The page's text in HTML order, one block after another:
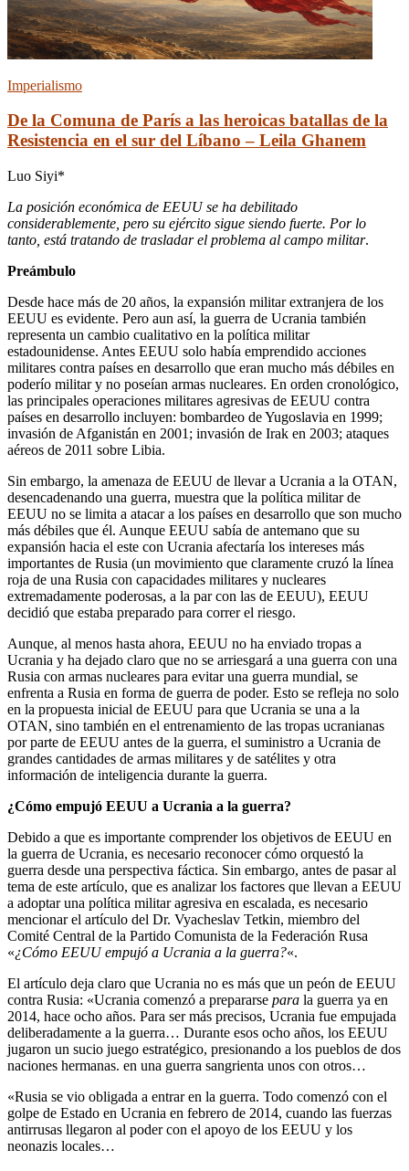
Imperialismo
De la Comuna de París a las heroicas batallas de la
Resistencia en el sur del Líbano – Leila Ghanem
Luo Siyi*
La posición económica de EEUU se ha debilitado
considerablemente, pero su ejército sigue siendo fuerte. Por lo
tanto, está tratando de trasladar el problema al campo militar.
Preámbulo
Desde hace más de 20 años, la expansión militar extranjera de los
EEUU es evidente. Pero aun así, la guerra de Ucrania también
representa un cambio cualitativo en la política militar
estadounidense. Antes EEUU solo había emprendido acciones
militares contra países en desarrollo que eran mucho más débiles en
poderío militar y no poseían armas nucleares. En orden cronológico,
las principales operaciones militares agresivas de EEUU contra
países en desarrollo incluyen: bombardeo de Yugoslavia en 1999;
invasión de Afganistán en 2001; invasión de Irak en 2003; ataques
aéreos de 2011 sobre Libia.
Sin embargo, la amenaza de EEUU de llevar a Ucrania a la OTAN,
desencadenando una guerra, muestra que la política militar de
EEUU no se limita a atacar a los países en desarrollo que son mucho
más débiles que él. Aunque EEUU sabía de antemano que su
expansión hacia el este con Ucrania afectaría los intereses más
importantes de Rusia (un movimiento que claramente cruzó la línea
roja de una Rusia con capacidades militares y nucleares
extremadamente poderosas, a la par con las de EEUU), EEUU
decidió que estaba preparado para correr el riesgo.
Aunque, al menos hasta ahora, EEUU no ha enviado tropas a
Ucrania y ha dejado claro que no se arriesgará a una guerra con una
Rusia con armas nucleares para evitar una guerra mundial, se
enfrenta a Rusia en forma de guerra de poder. Esto se refleja no solo
en la propuesta inicial de EEUU para que Ucrania se una a la
OTAN, sino también en el entrenamiento de las tropas ucranianas
por parte de EEUU antes de la guerra, el suministro a Ucrania de
grandes cantidades de armas militares y de satélites y otra
información de inteligencia durante la guerra.
¿Cómo empujó EEUU a Ucrania a la guerra?
Debido a que es importante comprender los objetivos de EEUU en
la guerra de Ucrania, es necesario reconocer cómo orquestó la
guerra desde una perspectiva fáctica. Sin embargo, antes de pasar al
tema de este artículo, que es analizar los factores que llevan a EEUU
a adoptar una política militar agresiva en escalada, es necesario
mencionar el artículo del Dr. Vyacheslav Tetkin, miembro del
Comité Central de la Partido Comunista de la Federación Rusa
«¿Cómo EEUU empujó a Ucrania a la guerra?«.
El artículo deja claro que Ucrania no es más que un peón de EEUU
contra Rusia: «Ucrania comenzó a prepararse para la guerra ya en
2014, hace ocho años. Para ser más precisos, Ucrania fue empujada
deliberadamente a la guerra… Durante esos ocho años, los EEUU
jugaron un sucio juego estratégico, presionando a los pueblos de dos
naciones hermanas. en una guerra sangrienta unos con otros…
«Rusia se vio obligada a entrar en la guerra. Todo comenzó con el
golpe de Estado en Ucrania en febrero de 2014, cuando las fuerzas
antirrusas llegaron al poder con el apoyo de los EEUU y los
neonazis locales…